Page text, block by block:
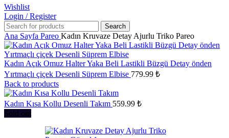
Wishlist
Login / Register
Search
Ana Sayfa Pareo Kadın Kruvaze Detay Ajurlu Triko Pareo
Kadın Açık Omuz Halter Yaka Beli Lastikli Büzgü Detay önden
Yırtmaçlı çiçek Desenli Süprem Elbise 779.99 ₺
Back to products
Kadın Kısa Kollu Desenli Takım 559.99 ₺
Sold out